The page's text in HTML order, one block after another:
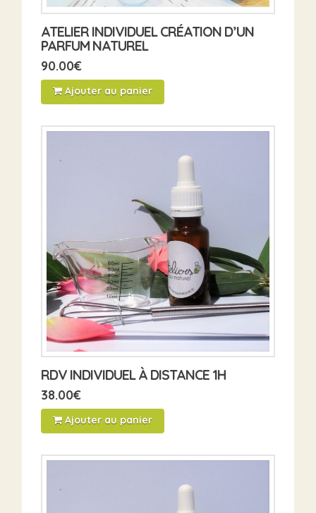
ATELIER INDIVIDUEL CRÉATION D’UN
PARFUM NATUREL
90.00€
Ajouter au panier
RDV INDIVIDUEL À DISTANCE 1H
38.00€
Ajouter au panier